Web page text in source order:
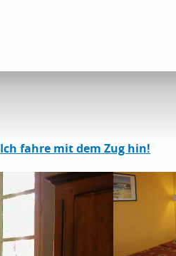
Ich fahre mit dem Zug hin!